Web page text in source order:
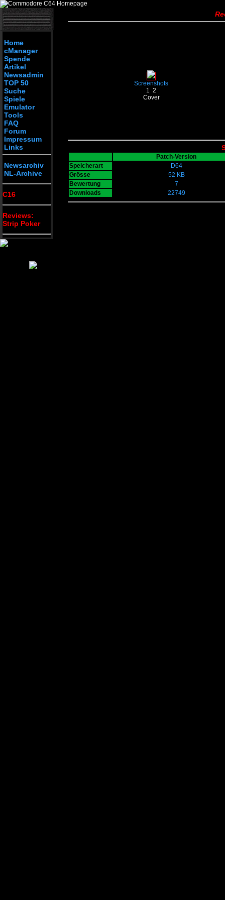
Home
cManager
Spende
Artikel
Newsadmin
TOP 50
Suche
Spiele
Emulator
Tools
FAQ
Forum
Impressum
Links
Newsarchiv
NL-Archive
C16
Reviews:
Strip Poker
Screenshots
1 2
Cover
Patch-Version
Speicherart
D64
Grösse
52 KB
Bewertung
7
Downloads
22749